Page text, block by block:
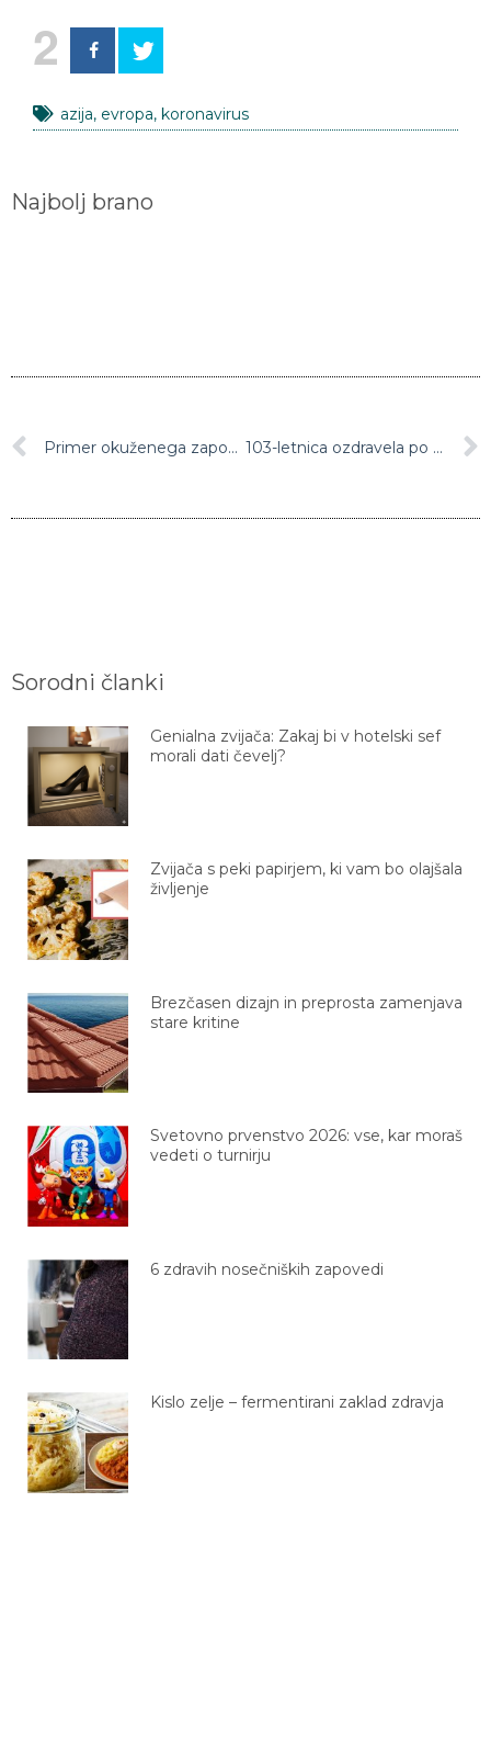
2
azija, evropa, koronavirus
Najbolj brano
Primer okuženega zaposlenega tudi v celjskem zdravstvenem domu 103-letnica ozdravela po okužbi z novim koronavirusom
Sorodni članki
Genialna zvijača: Zakaj bi v hotelski sef
morali dati čevelj?
Zvijača s peki papirjem, ki vam bo olajšala
življenje
Brezčasen dizajn in preprosta zamenjava
stare kritine
Svetovno prvenstvo 2026: vse, kar moraš
vedeti o turnirju
6 zdravih nosečniških zapovedi
Kislo zelje – fermentirani zaklad zdravja